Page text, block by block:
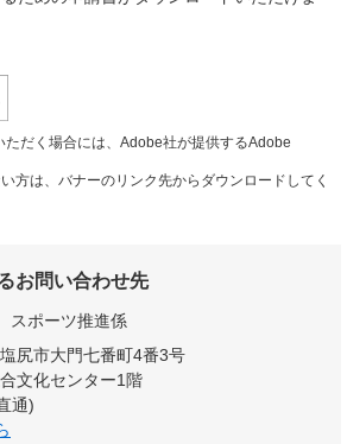
ただく場合には、Adobe社が提供するAdobe
方は、バナーのリンク先からダウンロードしてく
お問い合わせ先
スポーツ推進係
尻市大門七番町4番3号
文化センター1階
通)